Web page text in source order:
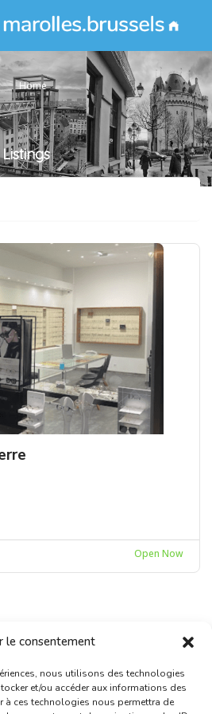
le consentement
nous utilisons des technologies
et/ou accéder aux informations des
à ces technologies nous permettra de
Home
Listings
Open Now